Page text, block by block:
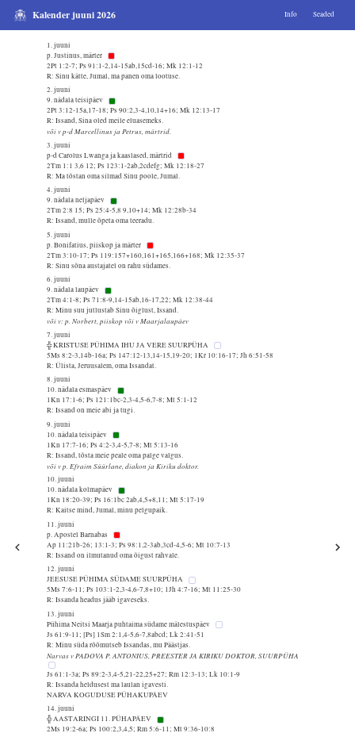
Kalender juuni 2026 Info Seaded
1. juuni
p. Justinus, märter
2Pt 1:2-7; Ps 91:1-2,14-15ab,15cd-16; Mk 12:1-12
R: Sinu kätte, Jumal, ma panen oma lootuse.
2. juuni
9. nädala teisipäev
2Pt 3:12-15a,17-18; Ps 90:2,3-4,10,14+16; Mk 12:13-17
R: Issand, Sina oled meile eluasemeks.
või v p-d Marcellinus ja Petrus, märtrid.
3. juuni
p-d Carolus Lwanga ja kaaslased, märtrid
2Tm 1:1 3,6 12; Ps 123:1-2ab,2cdefg; Mk 12:18-27
R: Ma tõstan oma silmad Sinu poole, Jumal.
4. juuni
9. nädala neljapäev
2Tm 2:8 15; Ps 25:4-5,8 9,10+14; Mk 12:28b-34
R: Issand, mulle õpeta oma teeradu.
5. juuni
p. Bonifatius, piiskop ja märter
2Tm 3:10-17; Ps 119:157+160,161+165,166+168; Mk 12:35-37
R: Sinu sõna austajatel on rahu südames.
6. juuni
9. nädala laupäev
2Tm 4:1-8; Ps 71:8-9,14-15ab,16-17,22; Mk 12:38-44
R: Minu suu jutlustab Sinu õiglust, Issand.
või v: p. Norbert, piiskop või v Maarjalaupäev
7. juuni
╬ KRISTUSE PÜHIMA IHU JA VERE SUURPÜHA
5Ms 8:2-3,14b-16a; Ps 147:12-13,14-15,19-20; 1Kr 10:16-17; Jh 6:51-58
R: Ülista, Jeruusalem, oma Issandat.
8. juuni
10. nädala esmaspäev
1Kn 17:1-6; Ps 121:1bc-2,3-4,5-6,7-8; Mt 5:1-12
R: Issand on meie abi ja tugi.
9. juuni
10. nädala teisipäev
1Kn 17:7-16; Ps 4:2-3,4-5,7-8; Mt 5:13-16
R: Issand, tõsta meie peale oma palge valgus.
või v p. Efraim Süürlane, diakon ja Kiriku doktor.
10. juuni
10. nädala kolmapäev
1Kn 18:20-39; Ps 16:1bc 2ab,4,5+8,11; Mt 5:17-19
R: Kaitse mind, Jumal, minu pelgupaik.
11. juuni
p. Apostel Barnabas
Ap 11:21b-26; 13:1-3; Ps 98:1,2-3ab,3cd-4,5-6; Mt 10:7-13
R: Issand on ilmutanud oma õigust rahvale.
12. juuni
JEESUSE PÜHIMA SÜDAME SUURPÜHA
5Ms 7:6-11; Ps 103:1-2,3-4,6-7,8+10; 1Jh 4:7-16; Mt 11:25-30
R: Issanda headus jääb igaveseks.
13. juuni
Pühima Neitsi Maarja puhtaima südame mälestuspäev
Js 61:9-11; [Ps] 1Sm 2:1,4-5,6-7,8abcd; Lk 2:41-51
R: Minu süda rõõmutseb Issandas, mu Päästjas.
Narvas v PADOVA P. ANTONIUS, PREESTER JA KIRIKU DOKTOR, SUURPÜHA
Js 61:1-3a; Ps 89:2-3,4-5,21-22,25+27; Rm 12:3-13; Lk 10:1-9
R: Issanda heldusest ma laulan igavesti.
NARVA KOGUDUSE PÜHAKUPÄEV
14. juuni
╬ AASTARINGI 11. PÜHAPÄEV
2Ms 19:2-6a; Ps 100:2,3,4,5; Rm 5:6-11; Mt 9:36-10:8